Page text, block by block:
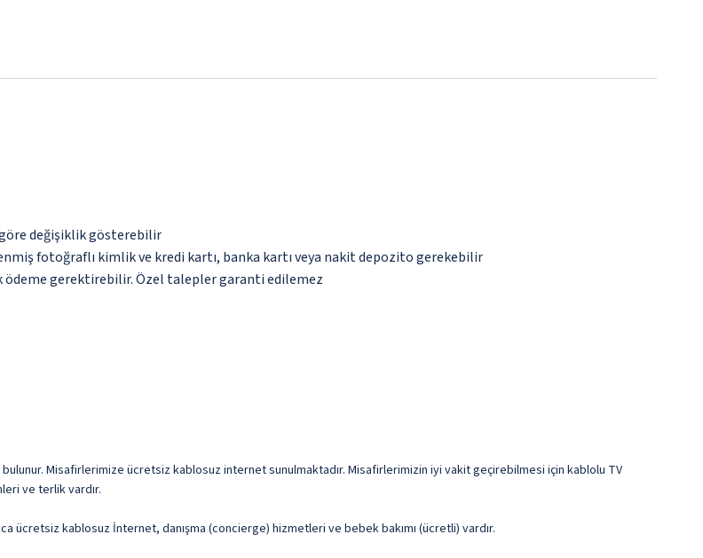
değişiklik gösterebilir
fotoğraflı kimlik ve kredi kartı, banka kartı veya nakit depozito gerekebilir
ödeme gerektirebilir. Özel talepler garanti edilemez
Misafirlerimize ücretsiz kablosuz internet sunulmaktadır. Misafirlerimizin iyi vakit geçirebilmesi için kablolu TV
ve terlik vardır.
ücretsiz kablosuz İnternet, danışma (concierge) hizmetleri ve bebek bakımı (ücretli) vardır.